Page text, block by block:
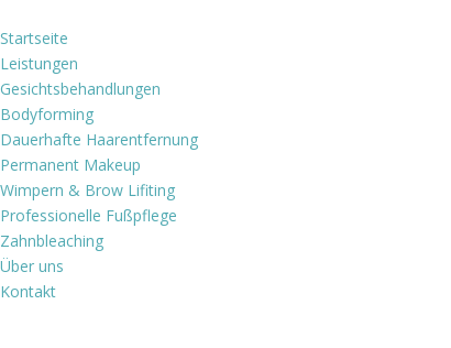
Startseite
Leistungen
Gesichtsbehandlungen
Bodyforming
Dauerhafte Haarentfernung
Permanent Makeup
Wimpern & Brow Lifiting
Professionelle Fußpflege
Zahnbleaching
Über uns
Kontakt